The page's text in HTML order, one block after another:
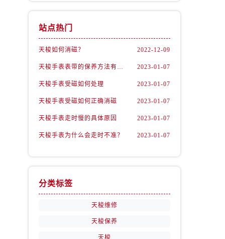
站点热门
天梭如何消磁？ 2022-12-09
天梭手表表带的保养方法有哪些？ 2023-01-07
天梭手表受磁如何处理 2023-01-07
天梭手表受磁如何正确消磁 2023-01-07
天梭手表走时慢的具体原因 2023-01-07
天梭手表为什么会走时不准？ 2023-01-07
分类标签
天梭维修
天梭保养
天梭